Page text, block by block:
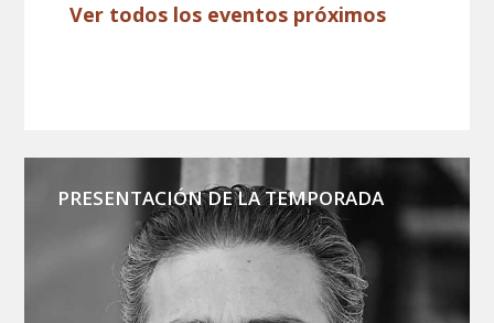
Ver todos los eventos próximos
PRESENTACIÓN DE LA TEMPORADA